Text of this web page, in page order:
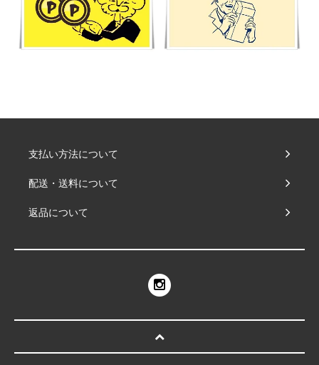
支払い方法について
配送・送料について
返品について